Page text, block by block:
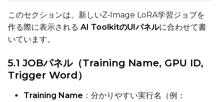
Width
Height
このセクションは、新しいZ‑Image LoRA学習ジョブを
作る際に表示される AI ToolkitのUIパネルに合わせて書
いています。
5.1 JOBパネル（Training Name, GPU ID,
Trigger Word）
Training Name ：分かりやすい実行名（例：